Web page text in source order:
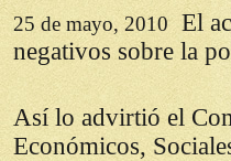
25 de mayo, 2010El
negativos sobre la
Así lo advirtió el
Económicos,